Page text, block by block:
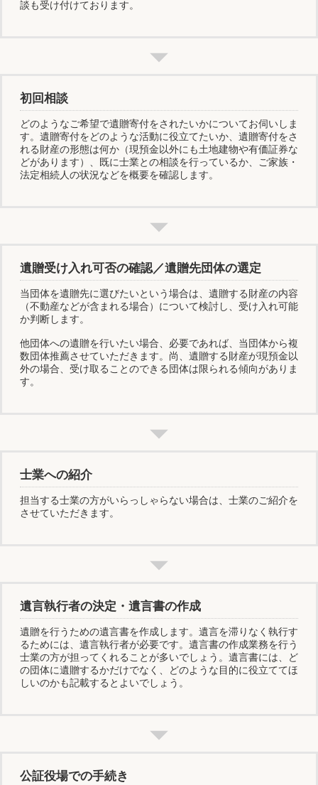
談も受け付けております。
初回相談
どのようなご希望で遺贈寄付をされたいかについてお伺いしま
す。遺贈寄付をどのような活動に役立てたいか、遺贈寄付をさ
れる財産の形態は何か（現預金以外にも土地建物や有価証券な
どがあります）、既に士業との相談を行っているか、ご家族・
法定相続人の状況などを概要を確認します。
遺贈受け入れ可否の確認／遺贈先団体の選定
当団体を遺贈先に選びたいという場合は、遺贈する財産の内容
（不動産などが含まれる場合）について検討し、受け入れ可能
か判断します。
他団体への遺贈を行いたい場合、必要であれば、当団体から複
数団体推薦させていただきます。尚、遺贈する財産が現預金以
外の場合、受け取ることのできる団体は限られる傾向がありま
す。
士業への紹介
担当する士業の方がいらっしゃらない場合は、士業のご紹介を
させていただきます。
遺言執行者の決定・遺言書の作成
遺贈を行うための遺言書を作成します。遺言を滞りなく執行す
るためには、遺言執行者が必要です。遺言書の作成業務を行う
士業の方が担ってくれることが多いでしょう。遺言書には、ど
の団体に遺贈するかだけでなく、どのような目的に役立ててほ
しいのかも記載するとよいでしょう。
公証役場での手続き